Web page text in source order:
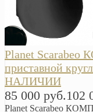
Planet Scarabeo
приставной
НАЛИЧИИ
85 000 руб.102
Planet Scarabeo